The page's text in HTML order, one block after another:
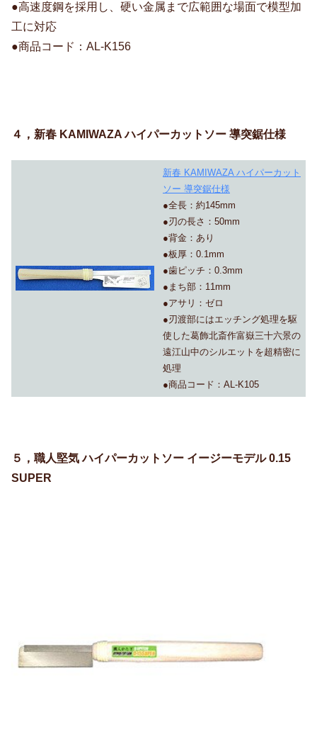
●高速度鋼を採用し、硬い金属まで広範囲な場面で模型加
工に対応
●商品コード：AL-K156
４，新春 KAMIWAZA ハイパーカットソー 導突鋸仕様
新春 KAMIWAZA ハイパーカット
ソー 導突鋸仕様
●全長：約145mm
●刃の長さ：50mm
●背金：あり
●板厚：0.1mm
●歯ピッチ：0.3mm
●まち部：11mm
●アサリ：ゼロ
●刃渡部にはエッチング処理を駆
使した葛飾北斎作富嶽三十六景の
遠江山中のシルエットを超精密に
処理
●商品コード：AL-K105
５，職人堅気 ハイパーカットソー イージーモデル 0.15
SUPER